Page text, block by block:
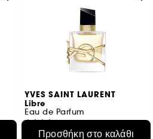
YVES SAINT LAURENT
Libre
Eau de Parfum
44
€ 89,95
Προσθήκη στο καλάθι